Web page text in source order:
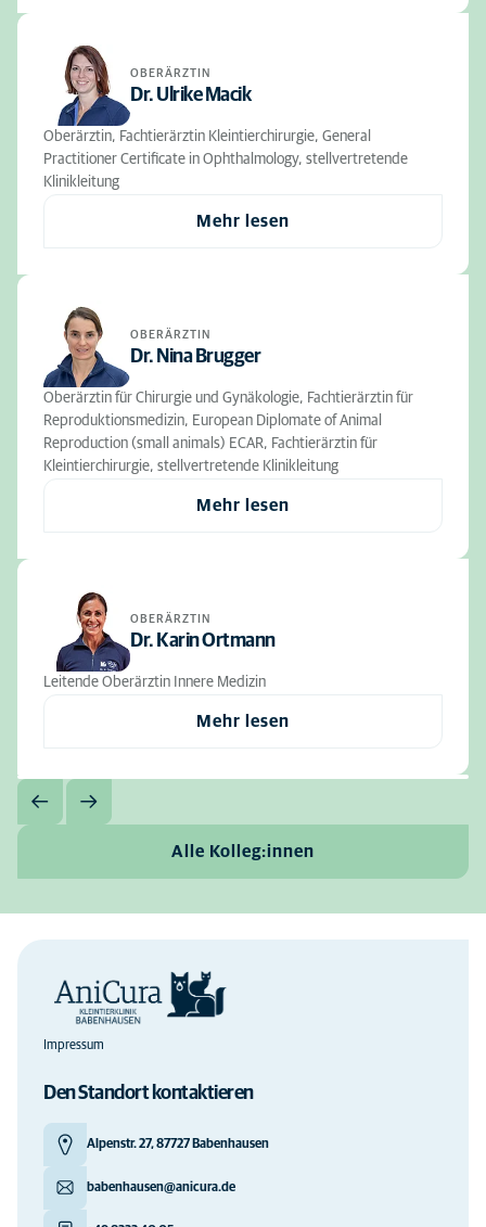
OBERÄRZTIN
Dr. Ulrike Macik
Oberärztin, Fachtierärztin Kleintierchirurgie, General
Practitioner Certificate in Ophthalmology, stellvertretende
Klinikleitung
Mehr lesen
OBERÄRZTIN
Dr. Nina Brugger
Oberärztin für Chirurgie und Gynäkologie, Fachtierärztin für
Reproduktionsmedizin, European Diplomate of Animal
Reproduction (small animals) ECAR, Fachtierärztin für
Kleintierchirurgie, stellvertretende Klinikleitung
Mehr lesen
OBERÄRZTIN
Dr. Karin Ortmann
Leitende Oberärztin Innere Medizin
Mehr lesen
Alle Kolleg:innen
Impressum
Den Standort kontaktieren
Alpenstr. 27, 87727 Babenhausen
babenhausen@anicura.de